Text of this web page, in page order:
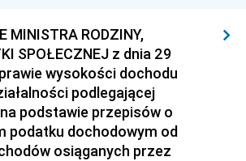
MINISTRA RODZINY,
SPOŁECZNEJ z dnia 29
wysokości dochodu
podlegającej
podstawie przepisów o
podatku dochodowym od
osiąganych przez